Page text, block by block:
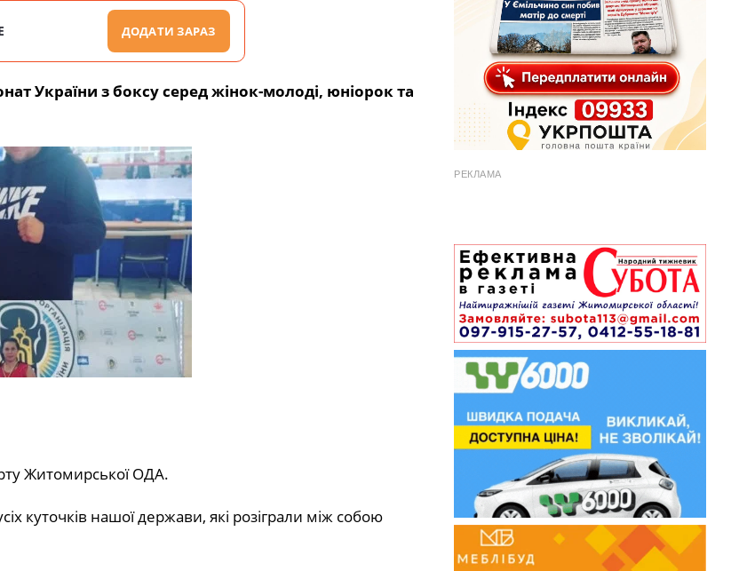
ДОДАТИ ЗАРАЗ
України з боксу серед жінок-молоді, юніорок та
Житомирської ОДА.
куточків нашої держави, які розіграли між собою
РЕКЛАМА